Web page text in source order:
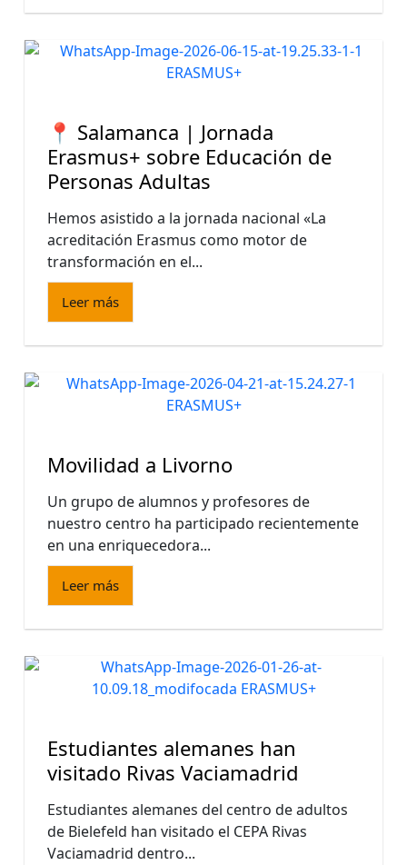
📍 Salamanca | Jornada
Erasmus+ sobre Educación de
Personas Adultas
Hemos asistido a la jornada nacional «La
acreditación Erasmus como motor de
transformación en el...
Leer más
Movilidad a Livorno
Un grupo de alumnos y profesores de
nuestro centro ha participado recientemente
en una enriquecedora...
Leer más
Estudiantes alemanes han
visitado Rivas Vaciamadrid
Estudiantes alemanes del centro de adultos
de Bielefeld han visitado el CEPA Rivas
Vaciamadrid dentro...